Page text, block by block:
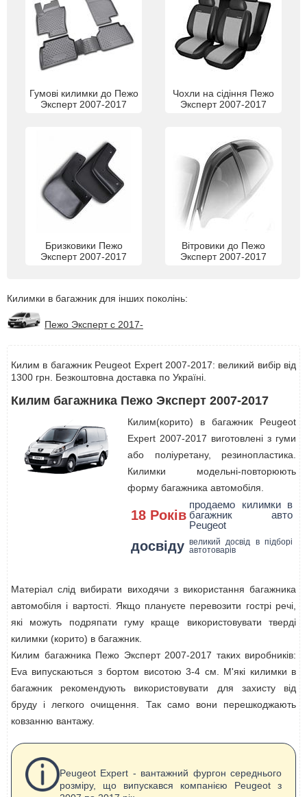
Гумові килимки до Пежо
Эксперт 2007-2017
Чохли на сідіння Пежо
Эксперт 2007-2017
Бризковики Пежо
Эксперт 2007-2017
Вітровики до Пежо
Эксперт 2007-2017
Килимки в багажник для інших поколінь:
Пежо Эксперт с 2017-
Килим в багажник Peugeot Expert 2007-2017: великий вибір від
1300 грн. Безкоштовна доставка по Україні.
Килим багажника Пежо Эксперт 2007-2017
Килим(корито) в багажник Peugeot
Expert 2007-2017 виготовлені з гуми
або поліуретану, резинопластика.
Килимки модельні-повторюють
форму багажника автомобіля.
18 Років
продаемо килимки в
багажник авто
Peugeot
досвіду великий досвід в підборі
автотоварів
Матеріал слід вибирати виходячи з використання багажника
автомобіля і вартості. Якщо плануєте перевозити гострі речі,
які можуть подряпати гуму краще використовувати тверді
килимки (корито) в багажник.
Килим багажника Пежо Эксперт 2007-2017 таких виробників:
Eva випускаються з бортом висотою 3-4 см. М'які килимки в
багажник рекомендують використовувати для захисту від
бруду і легкого очищення. Так само вони перешкоджають
ковзанню вантажу.
Peugeot Expert - вантажний фургон середнього
розміру, що випускався компанією Peugeot з